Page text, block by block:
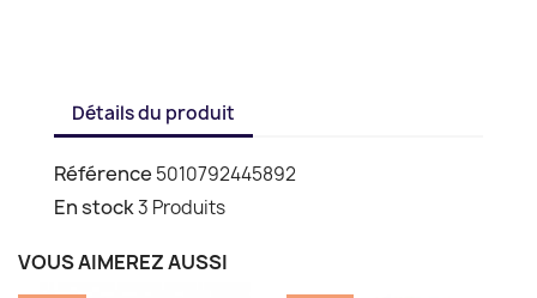
Détails du produit
Référence 5010792445892
En stock3 Produits
VOUS AIMEREZ AUSSI